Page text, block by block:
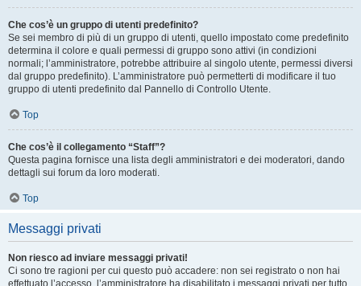
Che cos’è un gruppo di utenti predefinito?
Se sei membro di più di un gruppo di utenti, quello impostato come predefinito
determina il colore e quali permessi di gruppo sono attivi (in condizioni
normali; l’amministratore, potrebbe attribuire al singolo utente, permessi diversi
dal gruppo predefinito). L’amministratore può permetterti di modificare il tuo
gruppo di utenti predefinito dal Pannello di Controllo Utente.
Top
Che cos’è il collegamento “Staff”?
Questa pagina fornisce una lista degli amministratori e dei moderatori, dando
dettagli sui forum da loro moderati.
Top
Messaggi privati
Non riesco ad inviare messaggi privati!
Ci sono tre ragioni per cui questo può accadere: non sei registrato o non hai
effettuato l’accesso, l’amministratore ha disabilitato i messaggi privati per tutto